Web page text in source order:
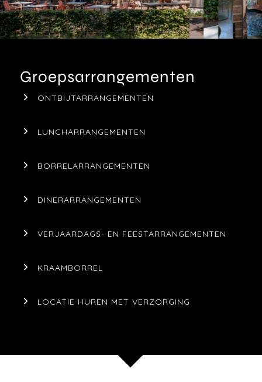
Groepsarrangementen
ONTBIJTARRANGEMENTEN
LUNCHARRANGEMENTEN
BORRELARRANGEMENTEN
DINERARRANGEMENTEN
VERJAARDAGS- EN FEESTARRANGEMENTEN
KRAAMBORREL
LOCATIE HUREN MET VERZORGING